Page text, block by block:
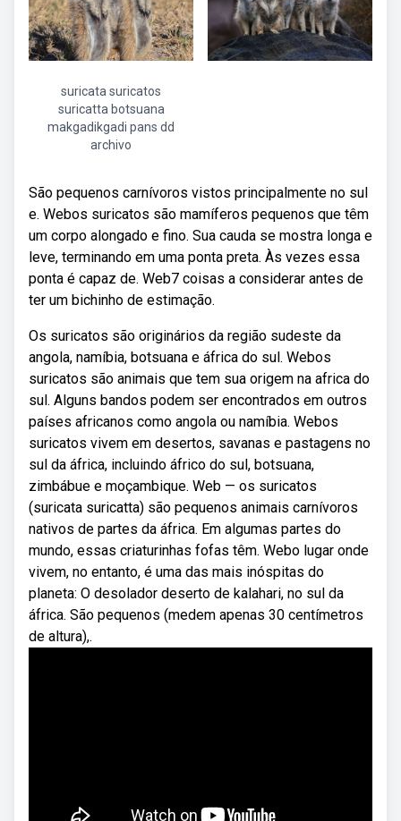
suricata suricatos
suricatta botsuana
makgadikgadi pans dd
archivo
São pequenos carnívoros vistos principalmente no sul
e. Webos suricatos são mamíferos pequenos que têm
um corpo alongado e fino. Sua cauda se mostra longa e
leve, terminando em uma ponta preta. Às vezes essa
ponta é capaz de. Web7 coisas a considerar antes de
ter um bichinho de estimação.
Os suricatos são originários da região sudeste da
angola, namíbia, botsuana e áfrica do sul. Webos
suricatos são animais que tem sua origem na africa do
sul. Alguns bandos podem ser encontrados em outros
países africanos como angola ou namíbia. Webos
suricatos vivem em desertos, savanas e pastagens no
sul da áfrica, incluindo áfrico do sul, botsuana,
zimbábue e moçambique. Web — os suricatos
(suricata suricatta) são pequenos animais carnívoros
nativos de partes da áfrica. Em algumas partes do
mundo, essas criaturinhas fofas têm. Webo lugar onde
vivem, no entanto, é uma das mais inóspitas do
planeta: O desolador deserto de kalahari, no sul da
áfrica. São pequenos (medem apenas 30 centímetros
de altura),.